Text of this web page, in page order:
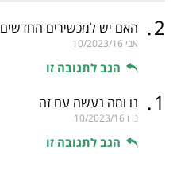
2
. האם יש למכשירים החדשים esim
אבי 10/2023/16
הגב לתגובה זו
1
. נו ומה נעשה עם זה
נו ו 10/2023/16
הגב לתגובה זו